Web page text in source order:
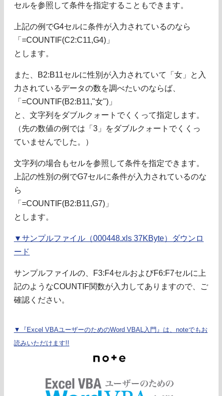
セルを参照して条件を指定することもできます。
上記の例でG4セルに条件が入力されているのなら
「=COUNTIF(C2:C11,G4)」
とします。
また、B2:B11セルに性別が入力されていて「女」と入
力されているデータの数を調べたいのならば、
「=COUNTIF(B2:B11,"女")」
と、文字列をダブルクォートでくくって指定します。
（先の数値の例では「3」をダブルクォートでくくっ
ていませんでした。）
文字列の場合もセルを参照して条件を指定できます。
上記の性別の例でG7セルに条件が入力されているのな
ら
「=COUNTIF(B2:B11,G7)」
とします。
▼サンプルファイル（000448.xls 37KByte）ダウンロ
ード
サンプルファイルの、F3:F4セルおよびF6:F7セルに上
記のようなCOUNTIF関数が入力してありますので、ご
確認ください。
▼『Excel VBAユーザーのためのWord VBAL入門』は、noteでもお
読みいただけます!!